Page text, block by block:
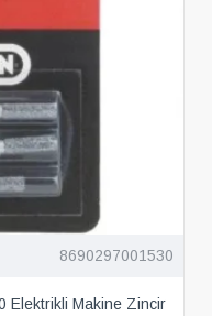
8690297001530
Elektrikli Makine Zincir